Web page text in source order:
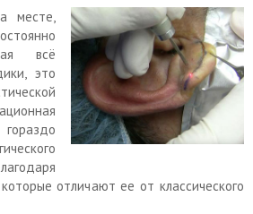
месте,
всё
это
отличают ее от классического